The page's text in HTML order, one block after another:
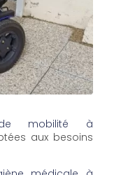
de mobilité à
aux besoins